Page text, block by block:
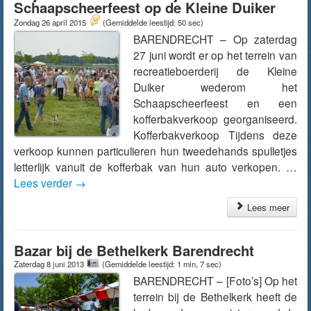
Schaapscheerfeest op de Kleine Duiker
Zondag 26 april 2015 (Gemiddelde leestijd: 50 sec)
BARENDRECHT – Op zaterdag
27 juni wordt er op het terrein van
recreatieboerderij de Kleine
Duiker wederom het
Schaapscheerfeest en een
kofferbakverkoop georganiseerd.
Kofferbakverkoop Tijdens deze
verkoop kunnen particulieren hun tweedehands spulletjes
letterlijk vanuit de kofferbak van hun auto verkopen. …
Lees verder →
Lees meer
Bazar bij de Bethelkerk Barendrecht
Zaterdag 8 juni 2013 (Gemiddelde leestijd: 1 min, 7 sec)
BARENDRECHT – [Foto’s] Op het
terrein bij de Bethelkerk heeft de